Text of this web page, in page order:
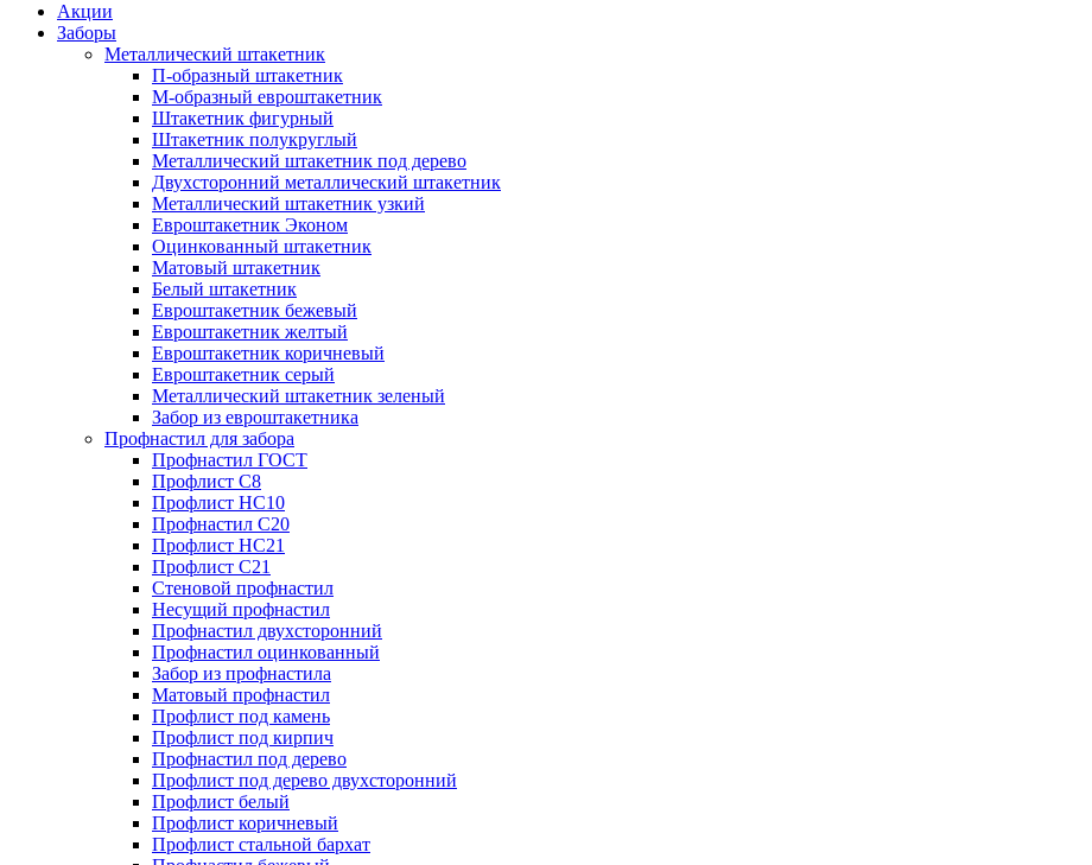
Акции
Заборы
Металлический штакетник
П-образный штакетник
М-образный евроштакетник
Штакетник фигурный
Штакетник полукруглый
Металлический штакетник под дерево
Двухсторонний металлический штакетник
Металлический штакетник узкий
Евроштакетник Эконом
Оцинкованный штакетник
Матовый штакетник
Белый штакетник
Евроштакетник бежевый
Евроштакетник желтый
Евроштакетник коричневый
Евроштакетник серый
Металлический штакетник зеленый
Забор из евроштакетника
Профнастил для забора
Профнастил ГОСТ
Профлист С8
Профлист НС10
Профнастил С20
Профлист НС21
Профлист С21
Стеновой профнастил
Несущий профнастил
Профнастил двухсторонний
Профнастил оцинкованный
Забор из профнастила
Матовый профнастил
Профлист под камень
Профлист под кирпич
Профнастил под дерево
Профлист под дерево двухсторонний
Профлист белый
Профлист коричневый
Профлист стальной бархат